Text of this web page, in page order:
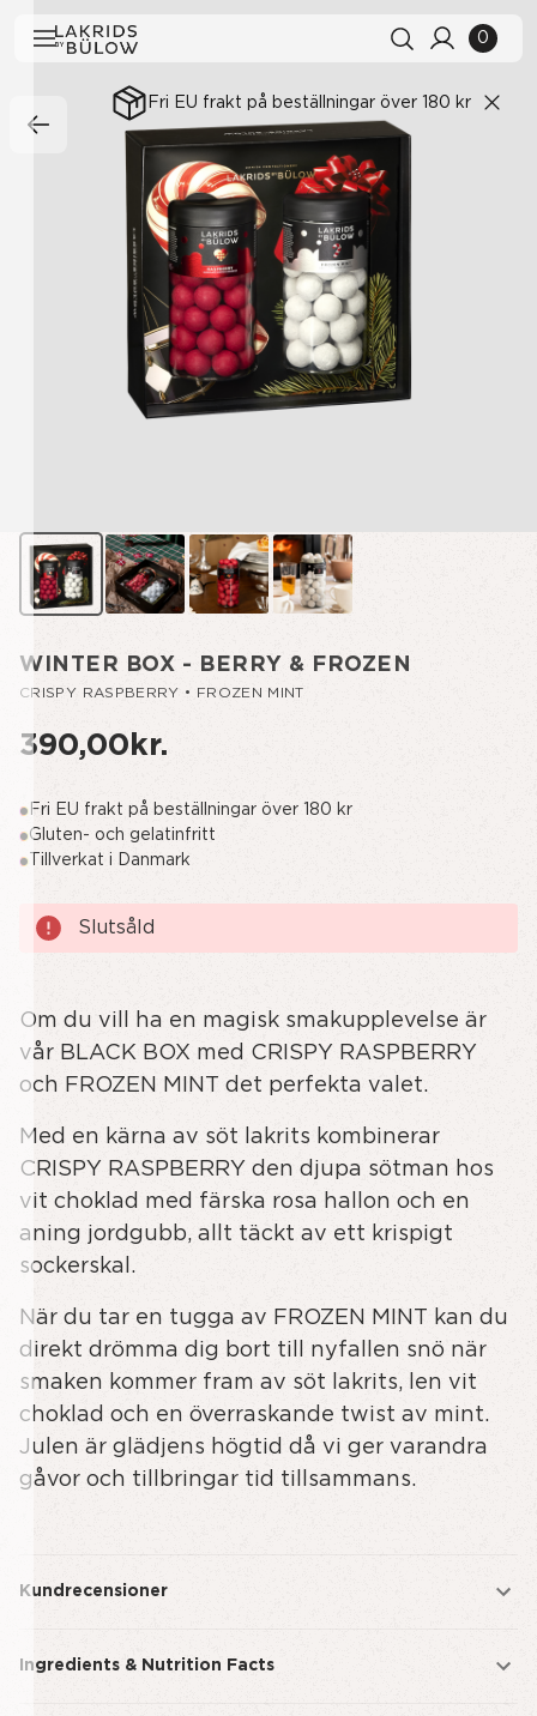
0
Fri EU frakt på beställningar över 180 kr
Rensa alla
Visa alla
WINTER BOX - BERRY & FROZEN
CRISPY RASPBERRY • FROZEN MINT
390,00kr.
Fri EU frakt på beställningar över 180 kr
Gluten- och gelatinfritt
Tillverkat i Danmark
Nuvarande
lager:
Slutsåld
Om du vill ha en magisk smakupplevelse är
vår BLACK BOX med CRISPY RASPBERRY
och FROZEN MINT det perfekta valet.
Med en kärna av söt lakrits kombinerar
CRISPY RASPBERRY den djupa sötman hos
vit choklad med färska rosa hallon och en
aning jordgubb, allt täckt av ett krispigt
sockerskal.
När du tar en tugga av FROZEN MINT kan du
direkt drömma dig bort till nyfallen snö när
smaken kommer fram av söt lakrits, len vit
choklad och en överraskande twist av mint.
Julen är glädjens högtid då vi ger varandra
gåvor och tillbringar tid tillsammans.
Kundrecensioner
Ingredients & Nutrition Facts